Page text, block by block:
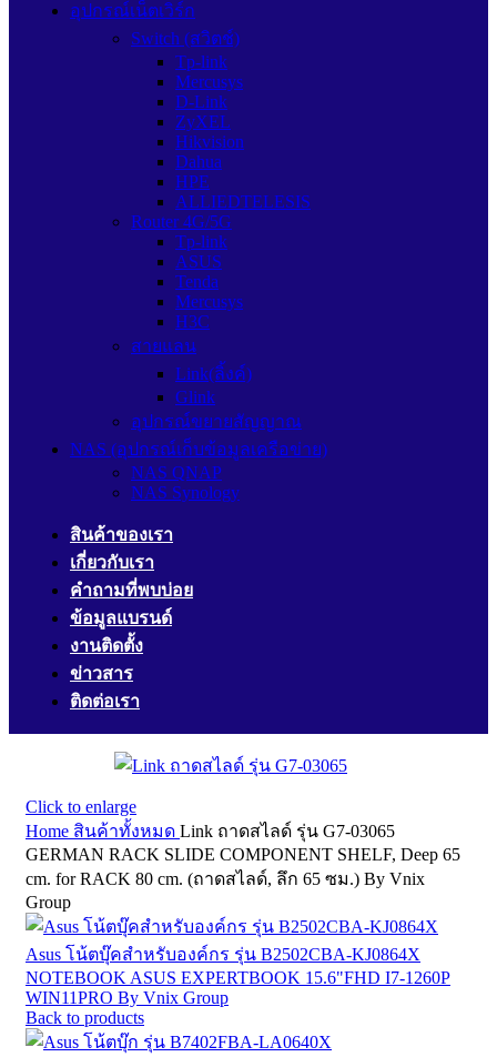
อุปกรณ์เน็ตเวิร์ก
Switch (สวิตช์)
Tp-link
Mercusys
D-Link
ZyXEL
Hikvision
Dahua
HPE
ALLIEDTELESIS
Router 4G/5G
Tp-link
ASUS
Tenda
Mercusys
H3C
สายแลน
Link(ลิ้งค์)
Glink
อุปกรณ์ขยายสัญญาณ
NAS (อุปกรณ์เก็บข้อมูลเครือข่าย)
NAS QNAP
NAS Synology
สินค้าของเรา
เกี่ยวกับเรา
คำถามที่พบบ่อย
ข้อมูลแบรนด์
งานติดตั้ง
ข่าวสาร
ติดต่อเรา
Click to enlarge
Home สินค้าทั้งหมด Link ถาดสไลด์ รุ่น G7-03065
GERMAN RACK SLIDE COMPONENT SHELF, Deep 65
cm. for RACK 80 cm. (ถาดสไลด์, ลึก 65 ซม.) By Vnix
Group
Asus โน้ตบุ๊คสำหรับองค์กร รุ่น B2502CBA-KJ0864X
NOTEBOOK ASUS EXPERTBOOK 15.6"FHD I7-1260P
WIN11PRO By Vnix Group
Back to products